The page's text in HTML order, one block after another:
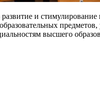
и стимулирование
высшего